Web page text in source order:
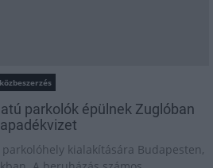
közbeszerzés
parkolók épülnek Zuglóban
kialakítására Budapesten,